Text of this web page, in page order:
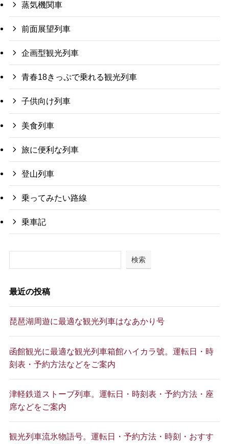
蒸気機関車
前面展望列車
企画型観光列車
青春18きっぷで乗れる観光列車
子供向け列車
美食列車
旅に便利な列車
登山列車
乗ってみたい路線
乗車記
検索
最近の投稿
琵琶湖周遊に最適な観光列車はなあかり号
函館観光に最適な観光列車箱館ハイカラ號。運転日・時
刻表・予約方法などをご案内
津軽鉄道ストーブ列車。運転日・時刻表・予約方法・座
席などをご案内
観光列車流氷物語号。運転日・予約方法・時刻・おすす